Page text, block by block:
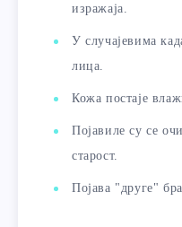
изражаја.
У случајевима
лица.
Кожа постаје
Појавиле су се
старост.
Појава "друге"